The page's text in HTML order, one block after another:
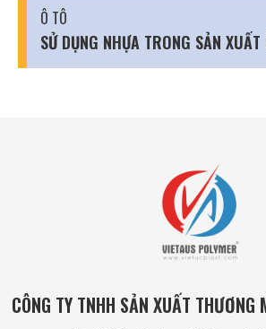
Ô TÔ
SỬ DỤNG NHỰA TRONG SẢN XUẤT
CÔNG TY TNHH SẢN XUẤT THƯƠNG